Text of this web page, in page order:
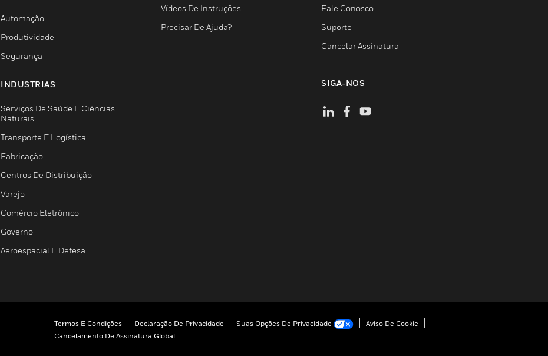
Automação
Produtividade
Segurança
INDUSTRIAS
Serviços De Saúde E Ciências
Naturais
Transporte E Logística
Fabricação
Centros De Distribuição
Varejo
Comércio Eletrônico
Governo
Aeroespacial E Defesa
Vídeos De Instruções
Precisar De Ajuda?
Fale Conosco
Suporte
Cancelar Assinatura
SIGA-NOS
Termos E Condições Declaração De Privacidade Suas Opções De Privacidade
Aviso De Cookie
Cancelamento De Assinatura Global